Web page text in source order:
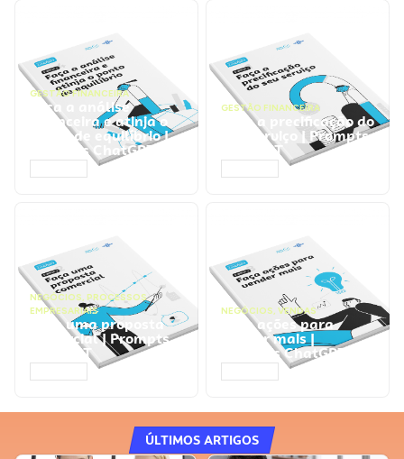
GESTÃO FINANCEIRA
Faça a análise
financeira e atinja o
ponto de equilíbrio |
Prompts ChatGPT
GESTÃO FINANCEIRA
Faça a precificação do
seu serviço | Prompts
ChatGPT
NEGÓCIOS, PROCESSOS
EMPRESARIAIS
Faça uma proposta
comercial | Prompts
ChatGPT
NEGÓCIOS, VENDAS
Faça ações para
vender mais |
Prompts ChatGPT
ÚLTIMOS ARTIGOS